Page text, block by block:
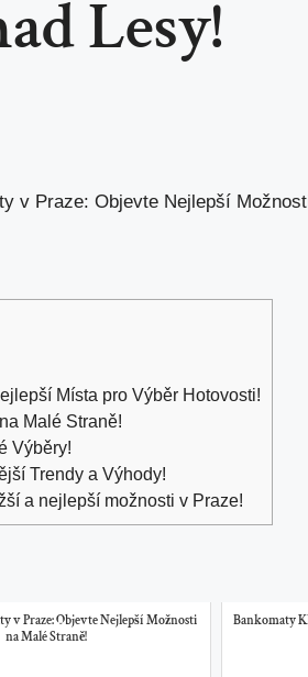
Lesy!
v Praze: Objevte Nejlepší
Místa pro Výběr Hotovosti!
Malé Straně!
Výběry!
Trendy a Výhody!
a nejlepší možnosti v Praze!
v Praze: Objevte Nejlepší Možnosti
na Malé Straně!
Bankomaty